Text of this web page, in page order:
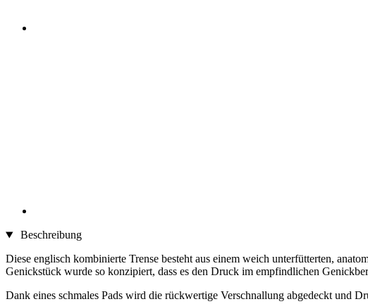
Beschreibung
Diese englisch kombinierte Trense besteht aus einem weich unterfütterten,
Genickstück wurde so konzipiert, dass es den Druck im empfindlichen
Dank eines schmales Pads wird die rückwertige Verschnallung abgedeckt und